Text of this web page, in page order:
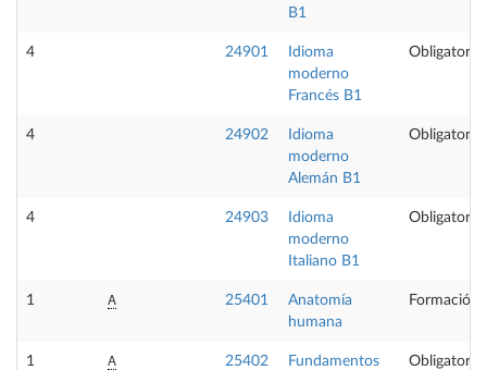
B1
4 24901
Idioma
moderno
Francés B1
Obligatoria
4 24902
Idioma
moderno
Alemán B1
Obligatoria
4 24903
Idioma
moderno
Italiano B1
Obligatoria
1 A 25401
Anatomía
humana
Formación
1 A 25402
Fundamentos
Obligatoria